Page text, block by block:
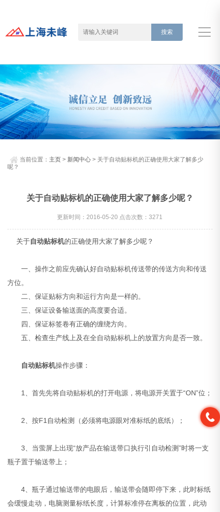
当前位置： 主页 > 新闻中心 > 关于自动贴标机的正确使用大家了解多少
呢？
关于自动贴标机的正确使用大家了解多少呢？
更新时间：2016-05-20 点击次数：3271
关于自动贴标机的正确使用大家了解多少呢？
一、操作之前应先确认好自动贴标机传送带的传送方向和传送
方位。
二、保证贴标方向和运行方向是一样的。
三、保证设备输送面的高度要合适。
四、保证标签卷有正确的缠绕方向。
五、检查生产线上及在全自动贴标机上的放置方向是否一致。
自动贴标机操作步骤：
1、首先先将自动贴标机的打开电源，将电源开关置于“ON”位；
2、按F1自动检测（必须将电源眼对准标纸的底纸）；
3、当萤屏上出现“放产品在输送带口执行引自动检测”时将一支
瓶子置于输送带上；
4、瓶子通过输送带的电眼后，输送带会随即停下来，此时标纸
会缓慢走动，电脑测量标纸长度，计算标准停在离板的位置，此动